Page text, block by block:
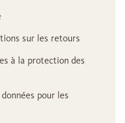
sur les retours
à la protection des
pour les